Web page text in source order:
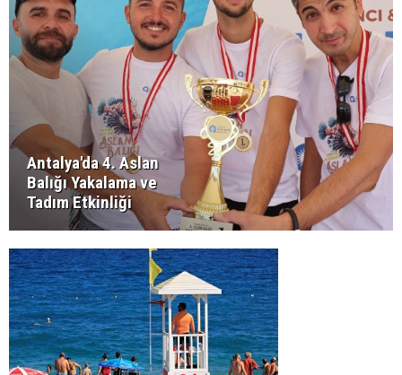
Antalya'da 4. Aslan
Balığı Yakalama ve
Tadım Etkinliği